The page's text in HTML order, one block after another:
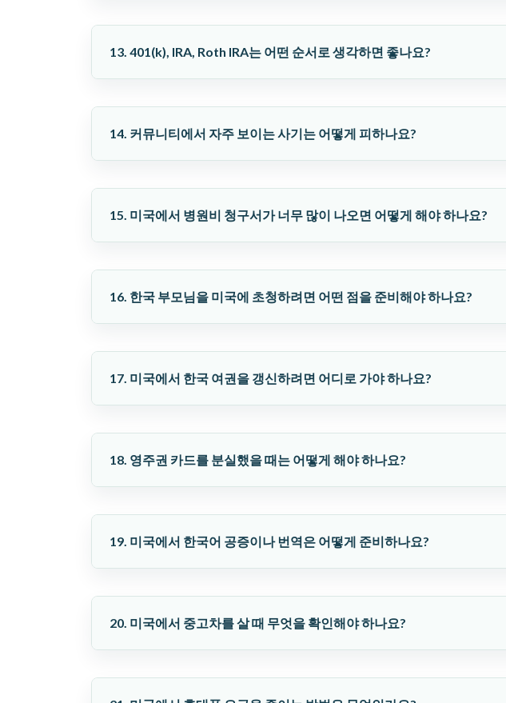
13. 401(k), IRA, Roth IRA는 어떤 순서로 생각하면 좋나요?
14. 커뮤니티에서 자주 보이는 사기는 어떻게 피하나요?
15. 미국에서 병원비 청구서가 너무 많이 나오면 어떻게 해야 하나요?
16. 한국 부모님을 미국에 초청하려면 어떤 점을 준비해야 하나요?
17. 미국에서 한국 여권을 갱신하려면 어디로 가야 하나요?
18. 영주권 카드를 분실했을 때는 어떻게 해야 하나요?
19. 미국에서 한국어 공증이나 번역은 어떻게 준비하나요?
20. 미국에서 중고차를 살 때 무엇을 확인해야 하나요?